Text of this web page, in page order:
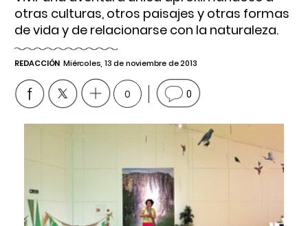
otras culturas, otros paisajes y otras formas
de vida y de relacionarse con la naturaleza.
REDACCIÓN Miércoles, 13 de noviembre de 2013
0 0